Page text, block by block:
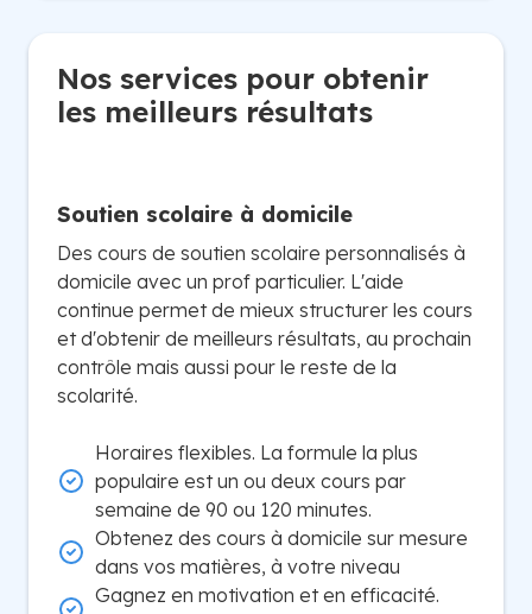
Nos services pour obtenir
les meilleurs résultats
Soutien scolaire à domicile
Des cours de soutien scolaire personnalisés à
domicile avec un prof particulier. L'aide
continue permet de mieux structurer les cours
et d'obtenir de meilleurs résultats, au prochain
contrôle mais aussi pour le reste de la
scolarité.
Horaires flexibles. La formule la plus
populaire est un ou deux cours par
semaine de 90 ou 120 minutes.
Obtenez des cours à domicile sur mesure
dans vos matières, à votre niveau
Gagnez en motivation et en efficacité.